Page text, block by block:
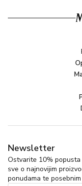
Newsletter
Ostvarite 10%
sve o najnovijim
ponudama te